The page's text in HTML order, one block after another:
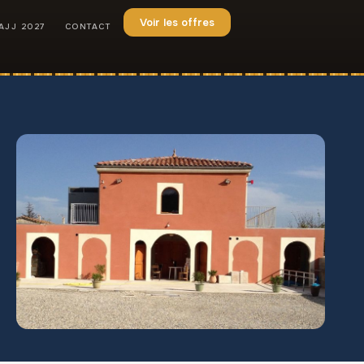
2027 CONTACT Voir les offres